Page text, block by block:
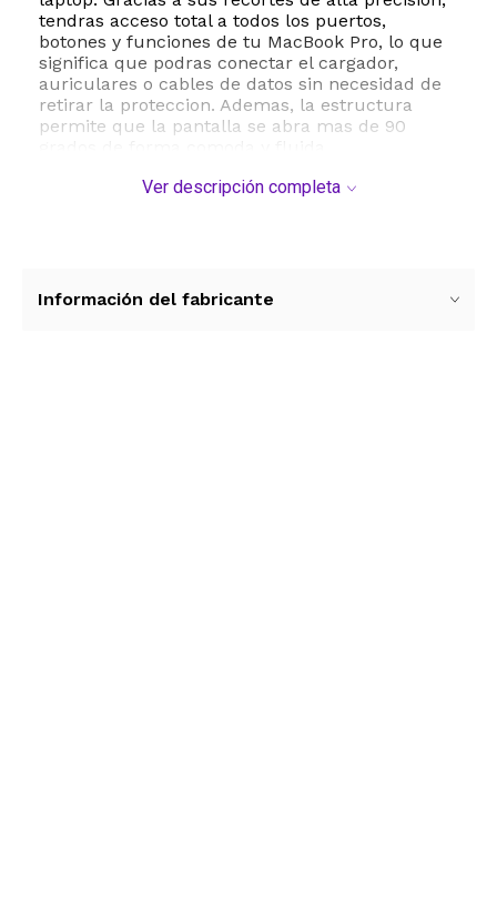
tendras acceso total a todos los puertos,
botones y funciones de tu MacBook Pro, lo que
significa que podras conectar el cargador,
auriculares o cables de datos sin necesidad de
retirar la proteccion. Ademas, la estructura
permite que la pantalla se abra mas de 90
Este kit de proteccion integral no solo incluye la
protector de pantalla transparente y tapones
Ver descripción completa
Información del fabricante